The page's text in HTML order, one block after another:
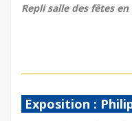
Repli salle des fêtes
Exposition :